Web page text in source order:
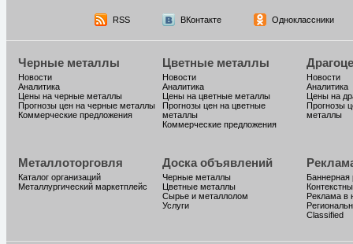
RSS ВКонтакте Одноклассники
Черные металлы
Новости
Аналитика
Цены на черные металлы
Прогнозы цен на черные металлы
Коммерческие предложения
Цветные металлы
Новости
Аналитика
Цены на цветные металлы
Прогнозы цен на цветные
металлы
Коммерческие предложения
Новости
Аналитика
Цены на
Прогнозы
металлы
Металлоторговля
Каталог организаций
Металлургический маркетплейс
Доска объявлений
Черные металлы
Цветные металлы
Сырье и металлолом
Услуги
Баннерная
Реклама в
Classified